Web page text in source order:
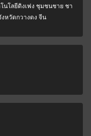
นโลยีดิงเฟง ชุมชนชาย ชา
หวัดกวางดง จีน